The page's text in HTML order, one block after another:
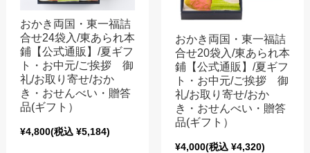
おかき両国・東一福詰
合せ24袋入/東あられ本
鋪【公式通販】/夏ギフ
ト・お中元/ご挨拶 御
礼/お取り寄せ/おか
き・おせんべい・贈答
品(ギフト）
¥4,800(税込 ¥5,184)
おかき両国・東一福詰
合せ20袋入/東あられ本
鋪【公式通販】/夏ギフ
ト・お中元/ご挨拶 御
礼/お取り寄せ/おか
き・おせんべい・贈答
品(ギフト）
¥4,000(税込 ¥4,320)